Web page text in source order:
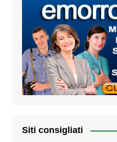
Siti consigliati